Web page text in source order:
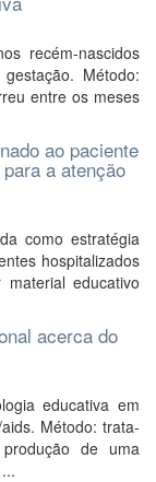
recém-nascidos
Método:
entre os meses
ao paciente
a atenção
como estratégia
hospitalizados
educativo
acerca do
educativa em
Método: trata-
de uma